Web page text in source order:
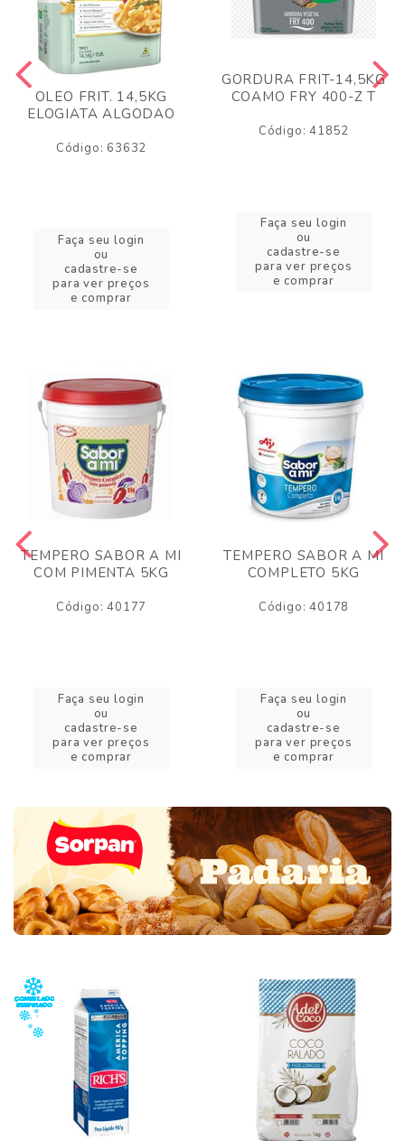
OLEO FRIT. 14,5KG
ELOGIATA ALGODAO
Código: 63632
Faça seu login
ou
cadastre-se
para ver preços
e comprar
GORDURA FRIT-14,5KG
COAMO FRY 400-Z T
Código: 41852
Faça seu login
ou
cadastre-se
para ver preços
e comprar
TEMPERO SABOR A MI
COM PIMENTA 5KG
Código: 40177
Faça seu login
ou
cadastre-se
para ver preços
e comprar
TEMPERO SABOR A MI
COMPLETO 5KG
Código: 40178
Faça seu login
ou
cadastre-se
para ver preços
e comprar